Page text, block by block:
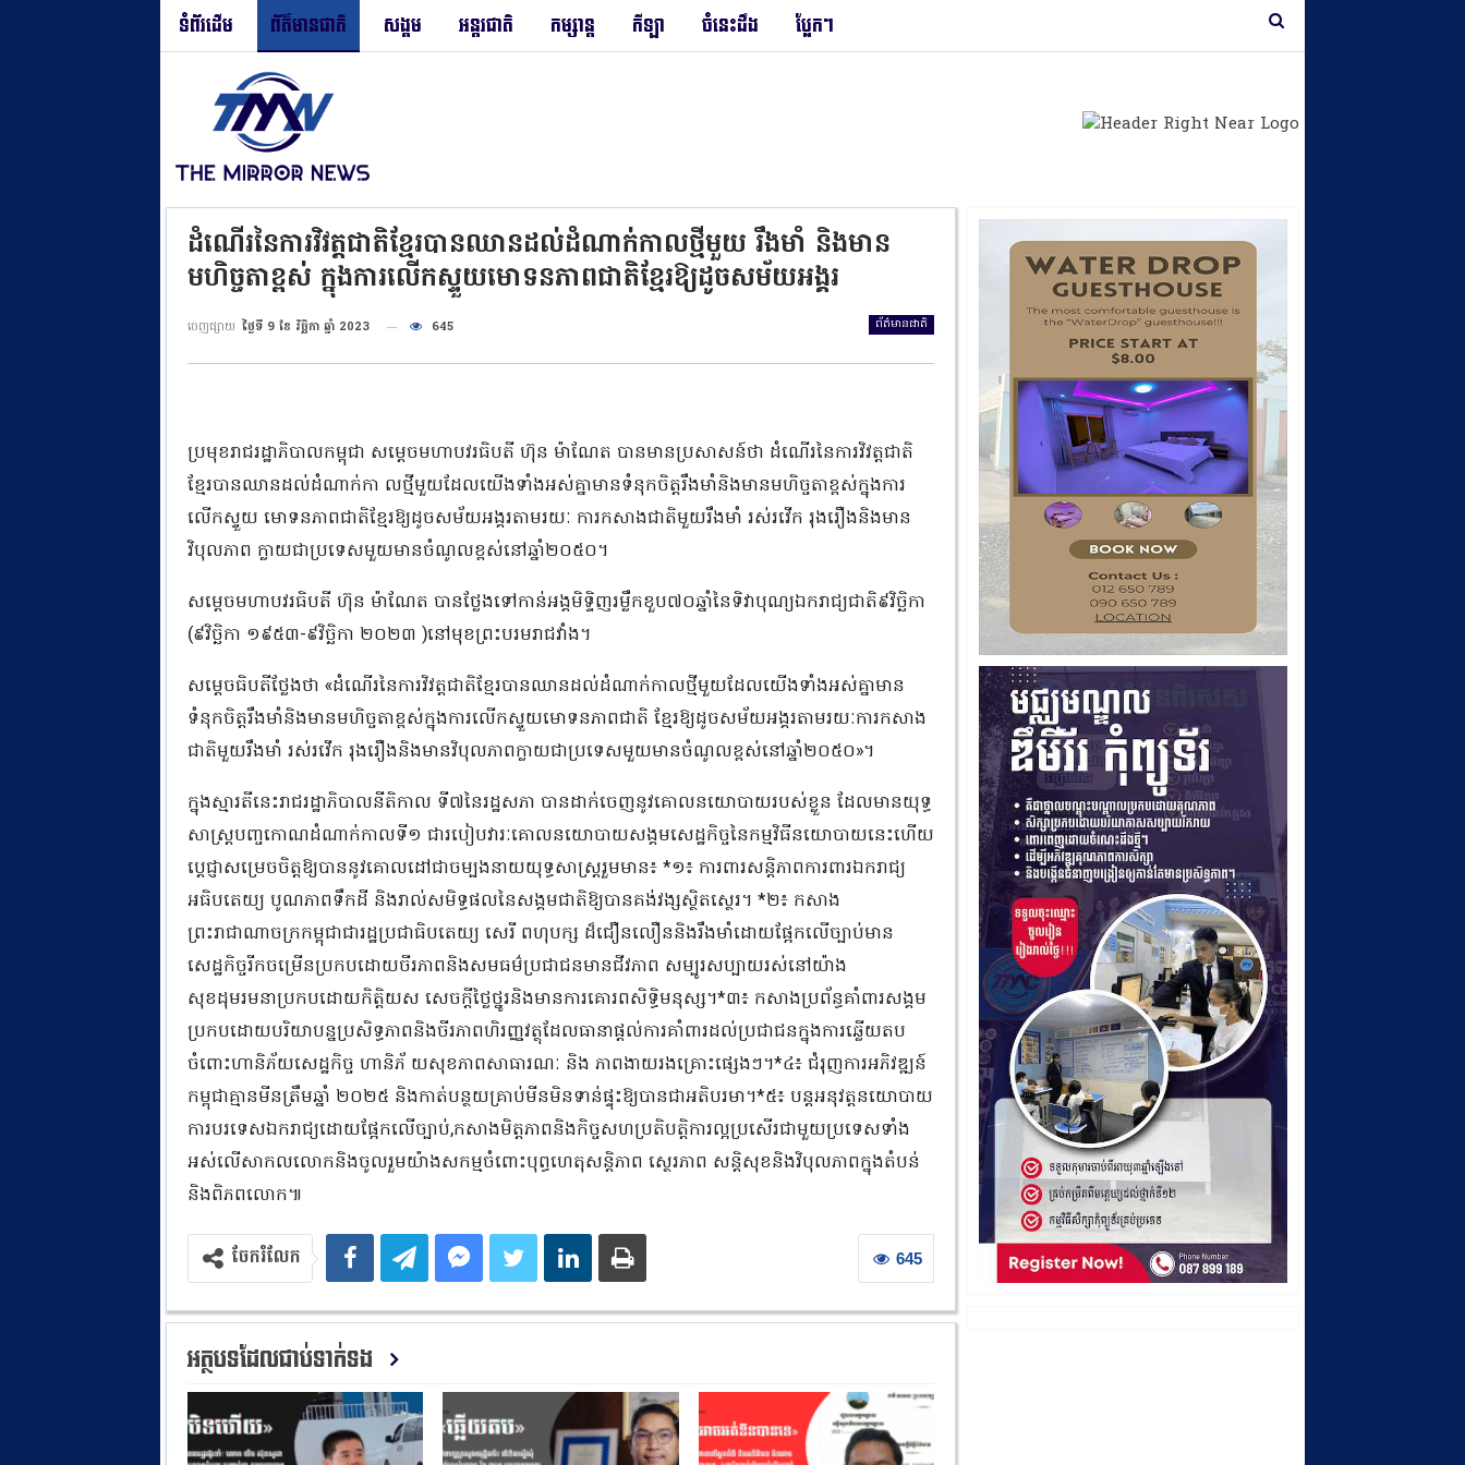
ទំព័រដើម ព័ត៌មានជាតិ សង្គម អន្តរជាតិ កម្សាន្ត កីឡា ចំនេះដឹង ប្លែកៗ
ដំណើរនៃការវិវត្តជាតិខ្មែរបានឈានដល់ដំណាក់កាលថ្មីមួយ រឹងមាំ និងមាន
មហិច្ចតាខ្ពស់ ក្នុងការលើកស្ទួយមោទនភាពជាតិខ្មែរឱ្យដូចសម័យអង្គរ
ព័ត៌មានជាតិ
ចេញផ្សាយ ថ្ងៃទី 9 ខែ វិច្ឆិកា ឆ្នាំ 2023 645
ប្រមុខរាជរដ្ឋាភិបាលកម្ពុជា សម្តេចមហាបវរធិបតី ហ៊ុន ម៉ាណែត បានមានប្រសាសន៍ថា ដំណើរនៃការវិវត្តជាតិ
ខ្មែរបានឈានដល់ដំណាក់កា លថ្មីមួយដែលយើងទាំងអស់គ្នាមានទំនុកចិត្តរឹងមាំនិងមានមហិច្ចតាខ្ពស់ក្នុងការ
លើកស្ទួយ មោទនភាពជាតិខ្មែរឱ្យដូចសម័យអង្គរតាមរយៈ ការកសាងជាតិមួយរឹងមាំ រស់រវើក រុងរឿងនិងមាន
វិបុលភាព ក្លាយជាប្រទេសមួយមានចំណូលខ្ពស់នៅឆ្នាំ២០៥០។
សម្តេចមហាបវរធិបតី ហ៊ុន ម៉ាណែត បានថ្លែងទៅកាន់អង្គមិទ្ទិញរម្លឹកខួប៧០ឆ្នាំនៃទិវាបុណ្យឯករាជ្យជាតិ៩វិច្ឆិកា
(៩វិច្ឆិកា ១៩៥៣-៩វិច្ឆិកា ២០២៣ )នៅមុខព្រះបរមរាជវាំង។
សម្តេចធិបតីថ្លែងថា «ដំណើរនៃការវិវត្តជាតិខ្មែរបានឈានដល់ដំណាក់កាលថ្មីមួយដែលយើងទាំងអស់គ្នាមាន
ទំនុកចិត្តរឹងមាំនិងមានមហិច្ចតាខ្ពស់ក្នុងការលើកស្ទួយមោទនភាពជាតិ ខ្មែរឱ្យដូចសម័យអង្គរតាមរយៈការកសាង
ជាតិមួយរឹងមាំ រស់រវើក រុងរឿងនិងមានវិបុលភាពក្លាយជាប្រទេសមួយមានចំណូលខ្ពស់នៅឆ្នាំ២០៥០»។
ក្នុងស្មារតីនេះរាជរដ្ឋាភិបាលនីតិកាល ទី៧នៃរដ្ឋសភា បានដាក់ចេញនូវគោលនយោបាយរបស់ខ្លួន ដែលមានយុទ្ធ
សាស្ត្របញ្ចកោណដំណាក់កាលទី១ ជារបៀបវារៈគោលនយោបាយសង្គមសេដ្ឋកិច្ចនៃកម្មវិធីនយោបាយនេះហើយ
ប្ដេជ្ញាសម្រេចចិត្តឱ្យបាននូវគោលដៅជាចម្បងនាយយុទ្ធសាស្ត្ររួមមាន៖ *១៖ ការពារសន្តិភាពការពារឯករាជ្យ
អធិបតេយ្យ បូណភាពទឹកដី និងរាល់សមិទ្ធផលនៃសង្គមជាតិឱ្យបានគង់វង្សស្ថិតស្ថេរ។ *២៖ កសាង
ព្រះរាជាណាចក្រកម្ពុជាជារដ្ឋប្រជាធិបតេយ្យ សេរី ពហុបក្ស ដ៏ជឿនលឿននិងរឹងមាំដោយផ្អែកលើច្បាប់មាន
សេដ្ឋកិច្ចរីកចម្រើនប្រកបដោយចីរភាពនិងសមធម៌ប្រជាជនមានជីវភាព សម្បូរសប្បាយរស់នៅយ៉ាង
សុខដុមរមនាប្រកបដោយកិត្តិយស សេចក្តីថ្លៃថ្នូរនិងមានការគោរពសិទ្ធិមនុស្ស។*៣៖ កសាងប្រព័ន្ធគាំពារសង្គម
ប្រកបដោយបរិយាបន្នប្រសិទ្ធភាពនិងចីរភាពហិរញ្ញវត្ថុដែលធានាផ្ដល់ការគាំពារដល់ប្រជាជនក្នុងការឆ្លើយតប
ចំពោះហានិភ័យសេដ្ឋកិច្ច ហានិភ័ យសុខភាពសាធារណៈ និង ភាពងាយរងគ្រោះផ្សេងៗ។*៤៖ ជំរុញការអភិវឌ្ឍន៍
កម្ពុជាគ្មានមីនត្រឹមឆ្នាំ ២០២៥ និងកាត់បន្ថយគ្រាប់មីនមិនទាន់ផ្ទុះឱ្យបានជាអតិបរមា។*៥៖ បន្តអនុវត្តនយោបាយ
ការបរទេសឯករាជ្យដោយផ្អែកលើច្បាប់,កសាងមិត្តភាពនិងកិច្ចសហប្រតិបត្តិការល្អប្រសើរជាមួយប្រទេសទាំង
អស់លើសាកលលោកនិងចូលរួមយ៉ាងសកម្មចំពោះបុព្ធហេតុសន្តិភាព ស្ថេរភាព សន្តិសុខនិងវិបុលភាពក្នុងតំបន់
និងពិភពលោក៕
645
ចែករំលែក
អត្ថបទដែលជាប់ទាក់ទង